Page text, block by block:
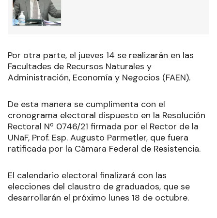
Por otra parte, el jueves 14 se realizarán en las
Facultades de Recursos Naturales y
Administración, Economía y Negocios (FAEN).
De esta manera se cumplimenta con el
cronograma electoral dispuesto en la Resolución
Rectoral Nº 0746/21 firmada por el Rector de la
UNaF, Prof. Esp. Augusto Parmetler, que fuera
ratificada por la Cámara Federal de Resistencia.
El calendario electoral finalizará con las
elecciones del claustro de graduados, que se
desarrollarán el próximo lunes 18 de octubre.